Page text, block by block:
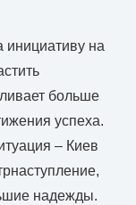
инициативу на
больше
успеха.
– Киев
надежды.